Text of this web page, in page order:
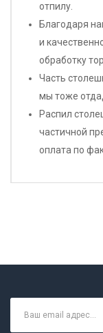
отпилу.
Благодаря
и
обработку
Часть
мы тоже
Распил
частичной
оплата по